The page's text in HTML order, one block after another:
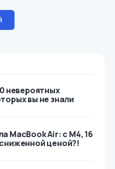
невероятных
вы не знали
MacBook Air: с M4, 16
ценой?!